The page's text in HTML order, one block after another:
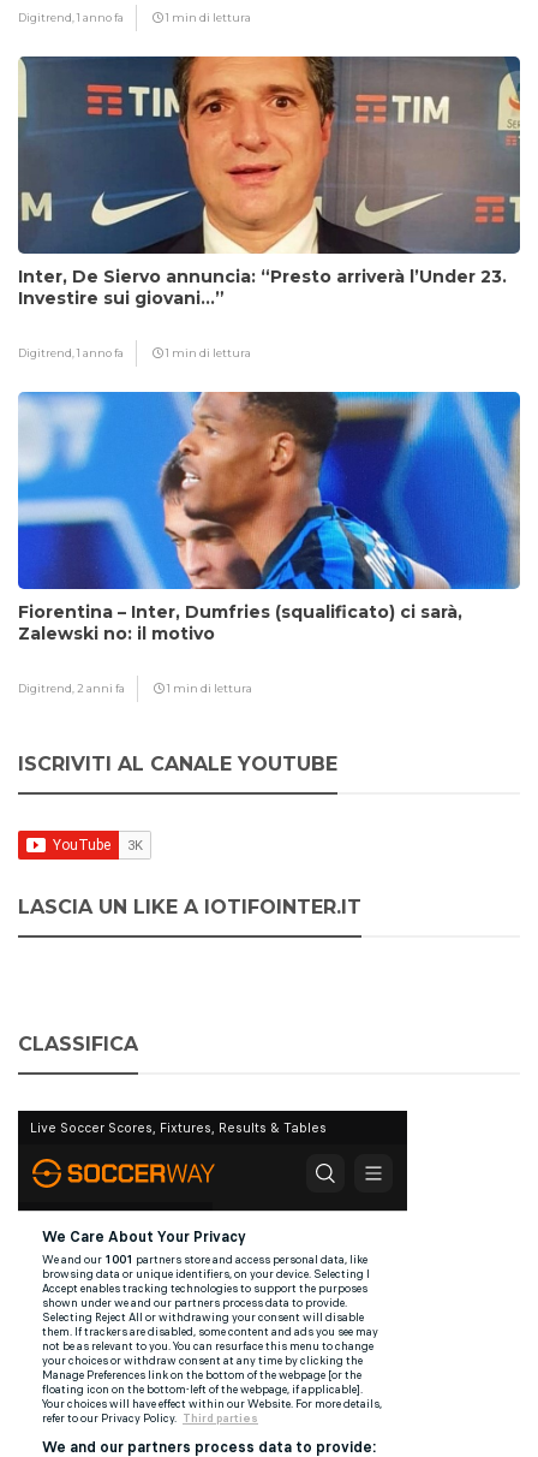
Digitrend,1 anno fa 1 min di lettura
Inter, De Siervo annuncia: “Presto arriverà l’Under 23.
Investire sui giovani…”
Digitrend,1 anno fa 1 min di lettura
Fiorentina – Inter, Dumfries (squalificato) ci sarà,
Zalewski no: il motivo
Digitrend, 2 anni fa 1 min di lettura
ISCRIVITI AL CANALE YOUTUBE
LASCIA UN LIKE A IOTIFOINTER.IT
CLASSIFICA